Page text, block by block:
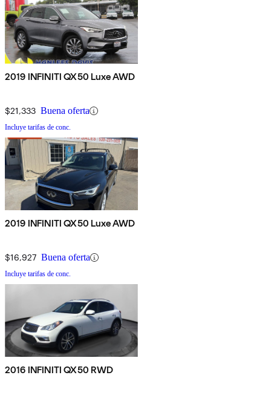
2019 INFINITI QX50 Luxe AWD
$21,333 Buena oferta
Incluye tarifas de conc.
2019 INFINITI QX50 Luxe AWD
$16,927 Buena oferta
Incluye tarifas de conc.
2016 INFINITI QX50 RWD